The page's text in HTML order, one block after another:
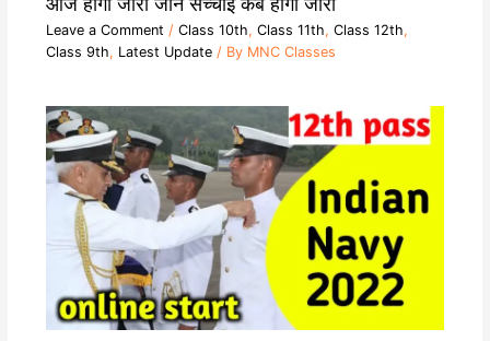
Leave a Comment / Class 10th, Class 11th, Class 12th,
Class 9th, Latest Update/ By MNC Classes